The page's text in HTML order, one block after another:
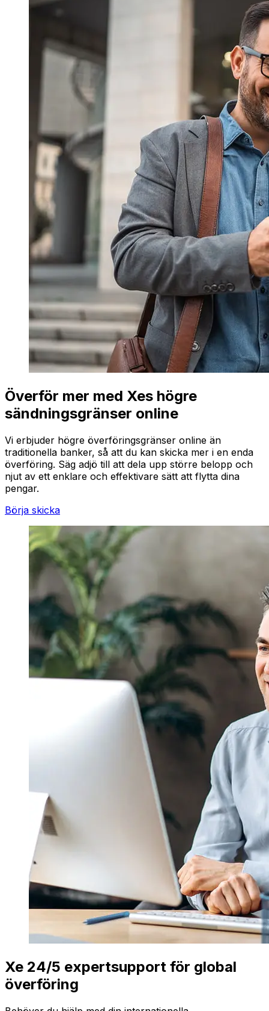
Överför mer med Xes högre
sändningsgränser online
Vi erbjuder högre överföringsgränser online än
traditionella banker, så att du kan skicka mer i en enda
överföring. Säg adjö till att dela upp större belopp och
njut av ett enklare och effektivare sätt att flytta dina
pengar.
Börja skicka
Xe 24/5 expertsupport för global
överföring